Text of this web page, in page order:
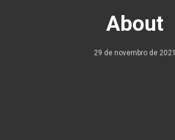
About
29 de novembro de 2021